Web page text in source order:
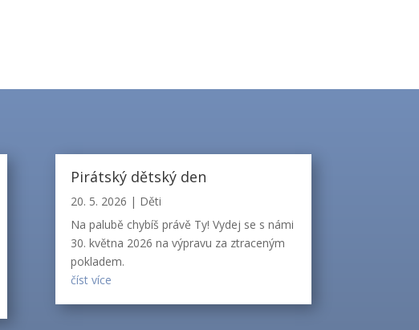
Pirátský dětský den
20. 5. 2026 | Děti
Na palubě chybíš právě Ty! Vydej se s námi
30. května 2026 na výpravu za ztraceným
pokladem.
číst více